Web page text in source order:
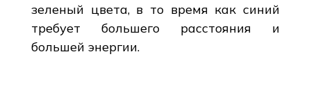
зеленый цвета, в то время как синий
требует большего расстояния и
большей энергии.